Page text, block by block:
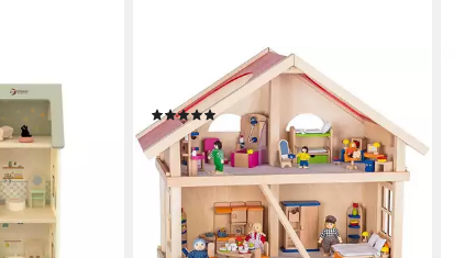
-
Jahre,
bei dir
Puppenhaus aus Holz mit 3 Etagen
(2)
ab 129,19 €
lieferbar - in 3-4 Werktagen bei dir